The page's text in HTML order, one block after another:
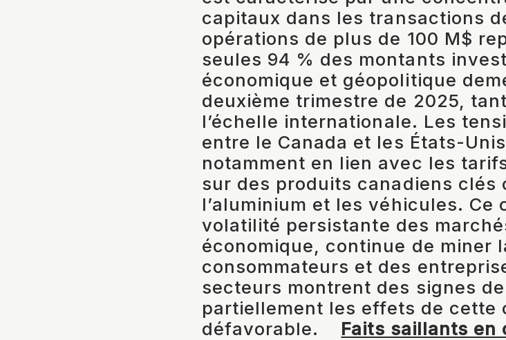
capitaux dans les transactions
opérations de plus de 100 M$
seules 94 % des montants
économique et géopolitique
deuxième trimestre de 2025,
l’échelle internationale. Les
entre le Canada et les États-
notamment en lien avec les
sur des produits canadiens clés
l’aluminium et les véhicules. Ce
volatilité persistante des
économique, continue de miner
consommateurs et des
secteurs montrent des signes
partiellement les effets de cette
défavorable.
Faits saillants en